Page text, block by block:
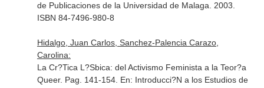
de Publicaciones de la Universidad de Malaga. 2003.
ISBN 84-7496-980-8
Hidalgo, Juan Carlos, Sanchez-Palencia Carazo,
Carolina:
La Cr?Tica L?Sbica: del Activismo Feminista a la Teor?a
Queer. Pag. 141-154. En: Introducci?N a los Estudios de